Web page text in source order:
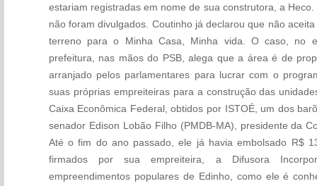
estariam registradas em nome de sua construtora, a
não foram divulgados. Coutinho já declarou que não
terreno para o Minha Casa, Minha vida. O caso, no
prefeitura, nas mãos do PSB, alega que a área é de
arranjado pelos parlamentares para lucrar com o
suas próprias empreiteiras para a construção das
Caixa Econômica Federal, obtidos por ISTOÉ, um dos
senador Edison Lobão Filho (PMDB-MA), presidente da
Até o fim do ano passado, ele já havia embolsado R$
firmados por sua empreiteira, a Difusora
empreendimentos populares de Edinho, como ele é